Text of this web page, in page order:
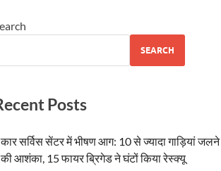
SEARCH
Posts
कार सर्विस सेंटर में भीषण आग: 10 से ज्यादा गाड़ियां जलने
की आशंका, 15 फायर ब्रिगेड ने घंटों किया रेस्क्यू